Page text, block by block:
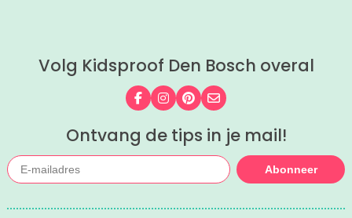
voor je verzameld.
Volg Kidsproof Den Bosch overal
Volg ons op Facebook
Volg ons op Instagram
Volg ons op Pinterest
Mail ons
Ontvang de tips in je mail!
Abonneer